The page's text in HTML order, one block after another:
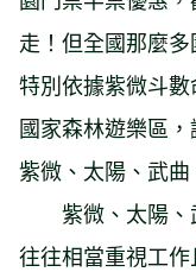
走！但全國那麼
特別依據紫微斗
國家森林遊樂區
紫微、太陽、武
紫微、太陽、
往往相當重視工